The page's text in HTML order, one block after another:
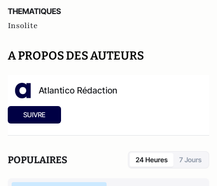
THEMATIQUES
Insolite
A PROPOS DES AUTEURS
Atlantico Rédaction
SUIVRE
POPULAIRES 24 Heures 7 Jours